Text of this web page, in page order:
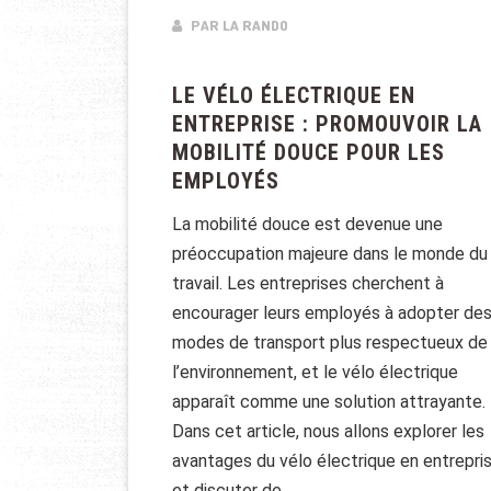
PAR LA RANDO
LE VÉLO ÉLECTRIQUE EN
ENTREPRISE : PROMOUVOIR LA
MOBILITÉ DOUCE POUR LES
EMPLOYÉS
La mobilité douce est devenue une
préoccupation majeure dans le monde du
travail. Les entreprises cherchent à
encourager leurs employés à adopter des
modes de transport plus respectueux de
l’environnement, et le vélo électrique
apparaît comme une solution attrayante.
Dans cet article, nous allons explorer les
avantages du vélo électrique en